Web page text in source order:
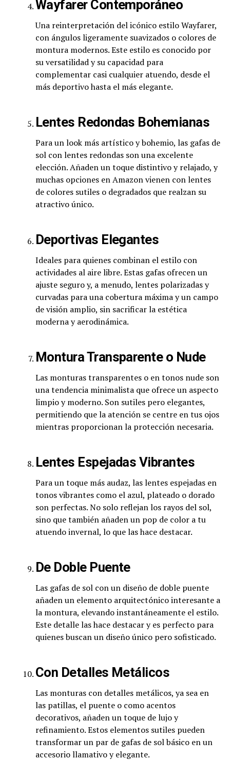
Wayfarer Contemporáneo
Una reinterpretación del icónico estilo Wayfarer,
con ángulos ligeramente suavizados o colores de
montura modernos. Este estilo es conocido por
su versatilidad y su capacidad para
complementar casi cualquier atuendo, desde el
más deportivo hasta el más elegante.
Lentes Redondas Bohemianas
Para un look más artístico y bohemio, las gafas de
sol con lentes redondas son una excelente
elección. Añaden un toque distintivo y relajado, y
muchas opciones en Amazon vienen con lentes
de colores sutiles o degradados que realzan su
atractivo único.
Deportivas Elegantes
Ideales para quienes combinan el estilo con
actividades al aire libre. Estas gafas ofrecen un
ajuste seguro y, a menudo, lentes polarizadas y
curvadas para una cobertura máxima y un campo
de visión amplio, sin sacrificar la estética
moderna y aerodinámica.
Montura Transparente o Nude
Las monturas transparentes o en tonos nude son
una tendencia minimalista que ofrece un aspecto
limpio y moderno. Son sutiles pero elegantes,
permitiendo que la atención se centre en tus ojos
mientras proporcionan la protección necesaria.
Lentes Espejadas Vibrantes
Para un toque más audaz, las lentes espejadas en
tonos vibrantes como el azul, plateado o dorado
son perfectas. No solo reflejan los rayos del sol,
sino que también añaden un pop de color a tu
atuendo invernal, lo que las hace destacar.
De Doble Puente
Las gafas de sol con un diseño de doble puente
añaden un elemento arquitectónico interesante a
la montura, elevando instantáneamente el estilo.
Este detalle las hace destacar y es perfecto para
quienes buscan un diseño único pero sofisticado.
Con Detalles Metálicos
Las monturas con detalles metálicos, ya sea en
las patillas, el puente o como acentos
decorativos, añaden un toque de lujo y
refinamiento. Estos elementos sutiles pueden
transformar un par de gafas de sol básico en un
accesorio llamativo y elegante.